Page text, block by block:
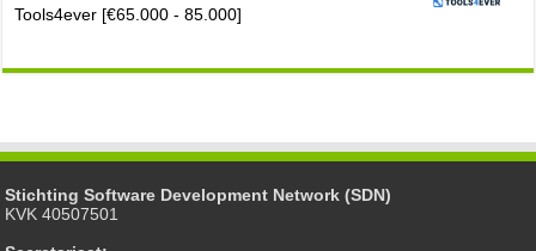
Tools4ever [€65.000 - 85.000]
Stichting Software Development Network (SDN)
KVK 40507501